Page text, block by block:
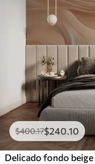
$400.17$240.10
Delicado fondo beige